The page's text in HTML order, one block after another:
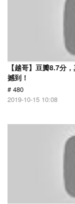
【越哥】豆瓣8.7分
撼到！
# 480
2019-10-15 10:08